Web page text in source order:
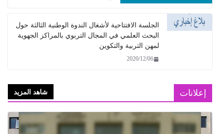
الجلسة الافتتاحية لأشغال الندوة الوطنية الثالثة حول
البحث العلمي في المجال التربوي بالمراكز الجهوية
لمهن التربية والتكوين
2020/12/06
إعلانات شاهد المزيد